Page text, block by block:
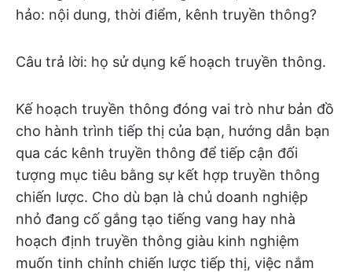
hảo: nội dung, thời điểm, kênh truyền thông?
Câu trả lời: họ sử dụng kế hoạch truyền thông.
Kế hoạch truyền thông đóng vai trò như bản đồ
cho hành trình tiếp thị của bạn, hướng dẫn bạn
qua các kênh truyền thông để tiếp cận đối
tượng mục tiêu bằng sự kết hợp truyền thông
chiến lược. Cho dù bạn là chủ doanh nghiệp
nhỏ đang cố gắng tạo tiếng vang hay nhà
hoạch định truyền thông giàu kinh nghiệm
muốn tinh chỉnh chiến lược tiếp thị, việc nắm